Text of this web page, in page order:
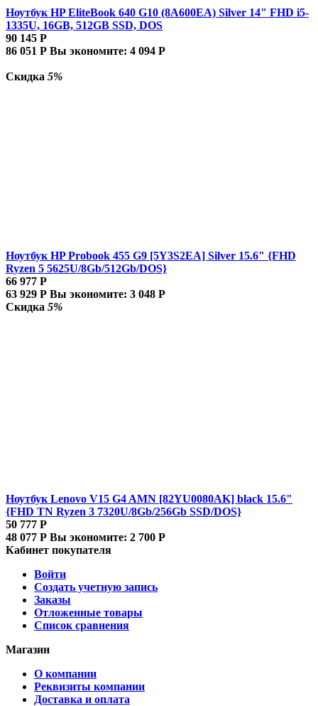
Ноутбук HP EliteBook 640 G10 (8A600EA) Silver 14" FHD i5-
1335U, 16GB, 512GB SSD, DOS
90 145 Р
86 051 Р Вы экономите: 4 094 Р
Скидка 5%
Ноутбук HP Probook 455 G9 [5Y3S2EA] Silver 15.6" {FHD
Ryzen 5 5625U/8Gb/512Gb/DOS}
66 977 Р
63 929 Р Вы экономите: 3 048 Р
Скидка 5%
Ноутбук Lenovo V15 G4 AMN [82YU0080AK] black 15.6"
{FHD TN Ryzen 3 7320U/8Gb/256Gb SSD/DOS}
50 777 Р
48 077 Р Вы экономите: 2 700 Р
Кабинет покупателя
Войти
Создать учетную запись
Заказы
Отложенные товары
Список сравнения
Магазин
О компании
Реквизиты компании
Доставка и оплата